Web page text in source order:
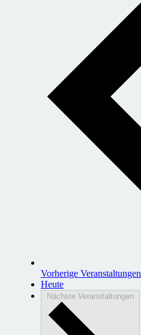
Vorherige Veranstaltungen
Heute
Nächste Veranstaltungen